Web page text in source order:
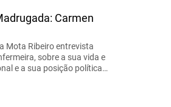
Carmen
Mota Ribeiro entrevista
sobre a sua vida e
e a sua posição política…